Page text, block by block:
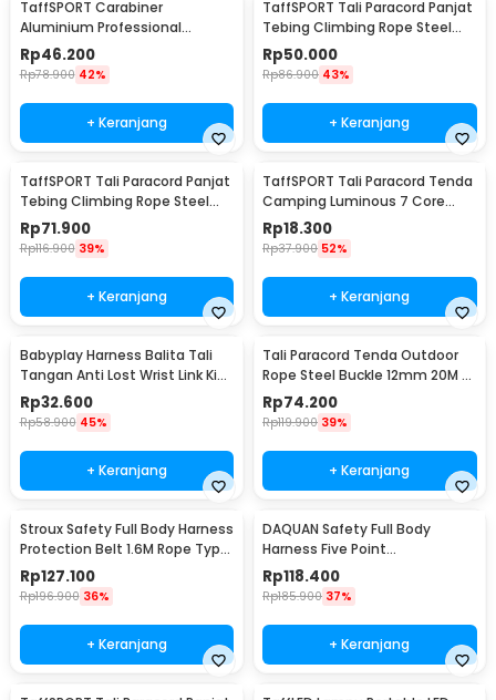
TaffSPORT Carabiner
Aluminium Professional
Heavy-Duty Locking 25kN -
CE21
Rp46.200
Rp78.900 42%
+ Keranjang
TaffSPORT Tali Paracord Panjat
Tebing Climbing Rope Steel
10M 10mm - 24KN
Rp50.000
Rp86.900 43%
+ Keranjang
TaffSPORT Tali Paracord Panjat
Tebing Climbing Rope Steel
Buckle 10mm Panjang 20M -
24KN
Rp71.900
Rp116.900 39%
+ Keranjang
TaffSPORT Tali Paracord Tenda
Camping Luminous 7 Core
4mm 10M - SS02
Rp18.300
Rp37.900 52%
+ Keranjang
Babyplay Harness Balita Tali
Tangan Anti Lost Wrist Link Kids
2.5M - BAH25
Rp32.600
Rp58.900 45%
+ Keranjang
Tali Paracord Tenda Outdoor
Rope Steel Buckle 12mm 20M -
SC12
Rp74.200
Rp119.900 39%
+ Keranjang
Stroux Safety Full Body Harness
Protection Belt 1.6M Rope Type
O Hooks - SRX22
Rp127.100
Rp196.900 36%
+ Keranjang
DAQUAN Safety Full Body
Harness Five Point
Construction Double Hook Tali
3M - S-3M
Rp118.400
Rp185.900 37%
+ Keranjang